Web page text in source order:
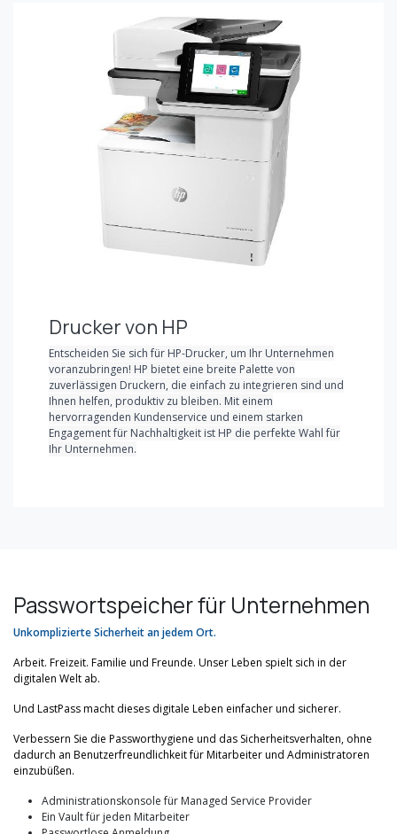
Drucker von HP
Entscheiden Sie sich für HP-Drucker, um Ihr Unternehmen
voranzubringen! HP bietet eine breite Palette von
zuverlässigen Druckern, die einfach zu integrieren sind und
Ihnen helfen, produktiv zu bleiben. Mit einem
hervorragenden Kundenservice und einem starken
Engagement für Nachhaltigkeit ist HP die perfekte Wahl für
Ihr Unternehmen.
Passwortspeicher für Unternehmen
Unkomplizierte Sicherheit an jedem Ort.
Arbeit. Freizeit. Familie und Freunde. Unser Leben spielt sich in der
digitalen Welt ab.
Und LastPass macht dieses digitale Leben einfacher und sicherer.
Verbessern Sie die Passworthygiene und das Sicherheitsverhalten, ohne
dadurch an Benutzerfreundlichkeit für Mitarbeiter und Administratoren
einzubüßen.
Administrationskonsole für Managed Service Provider
Ein Vault für jeden Mitarbeiter